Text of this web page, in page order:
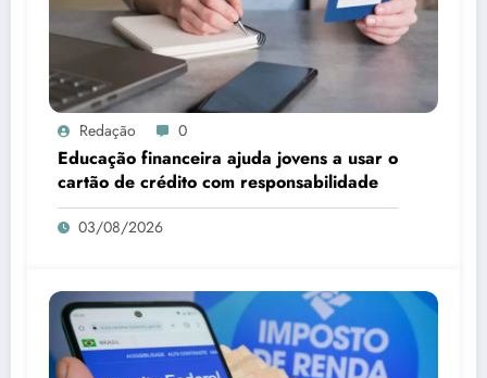
Redação 0
Educação financeira ajuda jovens a usar o
cartão de crédito com responsabilidade
03/08/2026